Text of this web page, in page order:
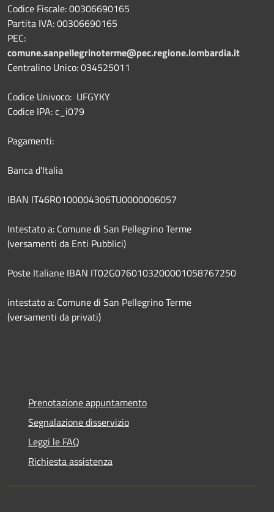
Codice Fiscale: 00306690165
Partita IVA: 00306690165
PEC:
comune.sanpellegrinoterme@pec.regione.lombardia.it
Centralino Unico: 034525011
Codice Univoco: UFGYKY
Codice IPA: c_i079
Pagamenti:
Banca d'Italia
IBAN IT46R0100004306TU0000006057
Intestato a: Comune di San Pellegrino Terme
(versamenti da Enti Pubblici)
Poste Italiane IBAN IT02G0760103200001058767250
intestato a: Comune di San Pellegrino Terme
(versamenti da privati)
Prenotazione appuntamento
Segnalazione disservizio
Leggi le FAQ
Richiesta assistenza